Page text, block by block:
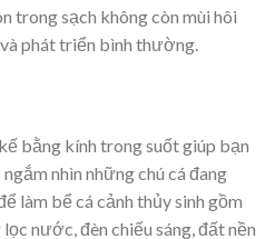
trong sạch không còn mùi hôi
phát triển bình thường.
bằng kính trong suốt giúp bạn
nhìn những chú cá đang
làm bể cá cảnh thủy sinh gồm
nước, đèn chiếu sáng, đất nền